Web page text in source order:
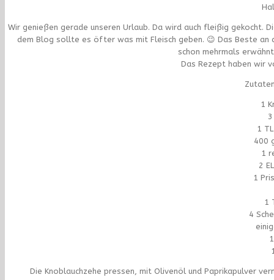
Wir genießen gerade unseren Urlaub. Da wird auch fleißig gekocht.
dem Blog sollte es öfter was mit Fleisch geben. 😉 Das Beste an
schon mehrmals
Das Rezept haben wir
1
1
400
1
2
1
1
4
Die Knoblauchzehe pressen, mit Olivenöl und Paprikapulver